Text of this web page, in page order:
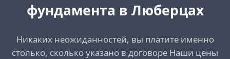
фундамента в Люберцах
Никаких неожиданностей, вы платите именно
столько, сколько указано в договоре Наши цены